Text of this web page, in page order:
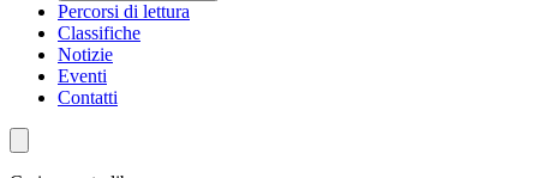
Percorsi di lettura
Classifiche
Notizie
Eventi
Contatti